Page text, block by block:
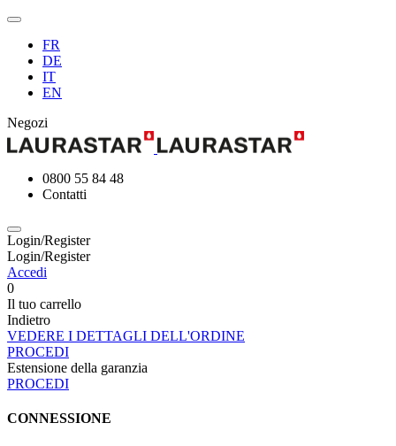
FR
DE
IT
EN
Negozi
0800 55 84 48
Contatti
Login/Register
Login/Register
Accedi
0
Il tuo carrello
Indietro
VEDERE I DETTAGLI DELL'ORDINE
PROCEDI
Estensione della garanzia
PROCEDI
CONNESSIONE